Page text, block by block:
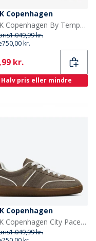
Copenhagen
ARKK Copenhagen By Tempo Sneakers Pop Pink
1.049,99 kr.
750,00 kr.
kr.
Halv pris eller mindre
Copenhagen
ARKK Copenhagen City Pace Sneakers Taupe
1.049,99 kr.